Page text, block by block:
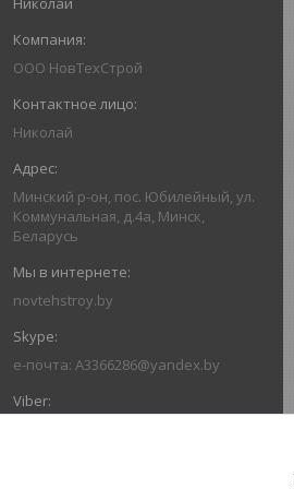
ООО НовТехСтрой
Николай
Минский р-он, пос. Юбилейный, ул.
Коммунальная, д.4а, Минск,
Беларусь
novtehstroy.by
e-почта: A3366286@yandex.by